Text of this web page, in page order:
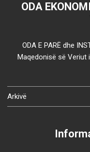
ODA
ODA E PARË dhe
Maqedonisë së Veriut
Arkivë